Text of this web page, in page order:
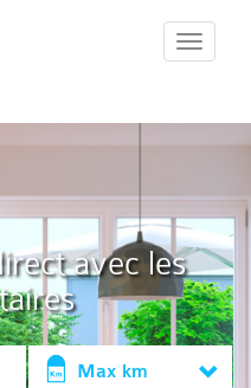
::Menu::
avec les
Max km